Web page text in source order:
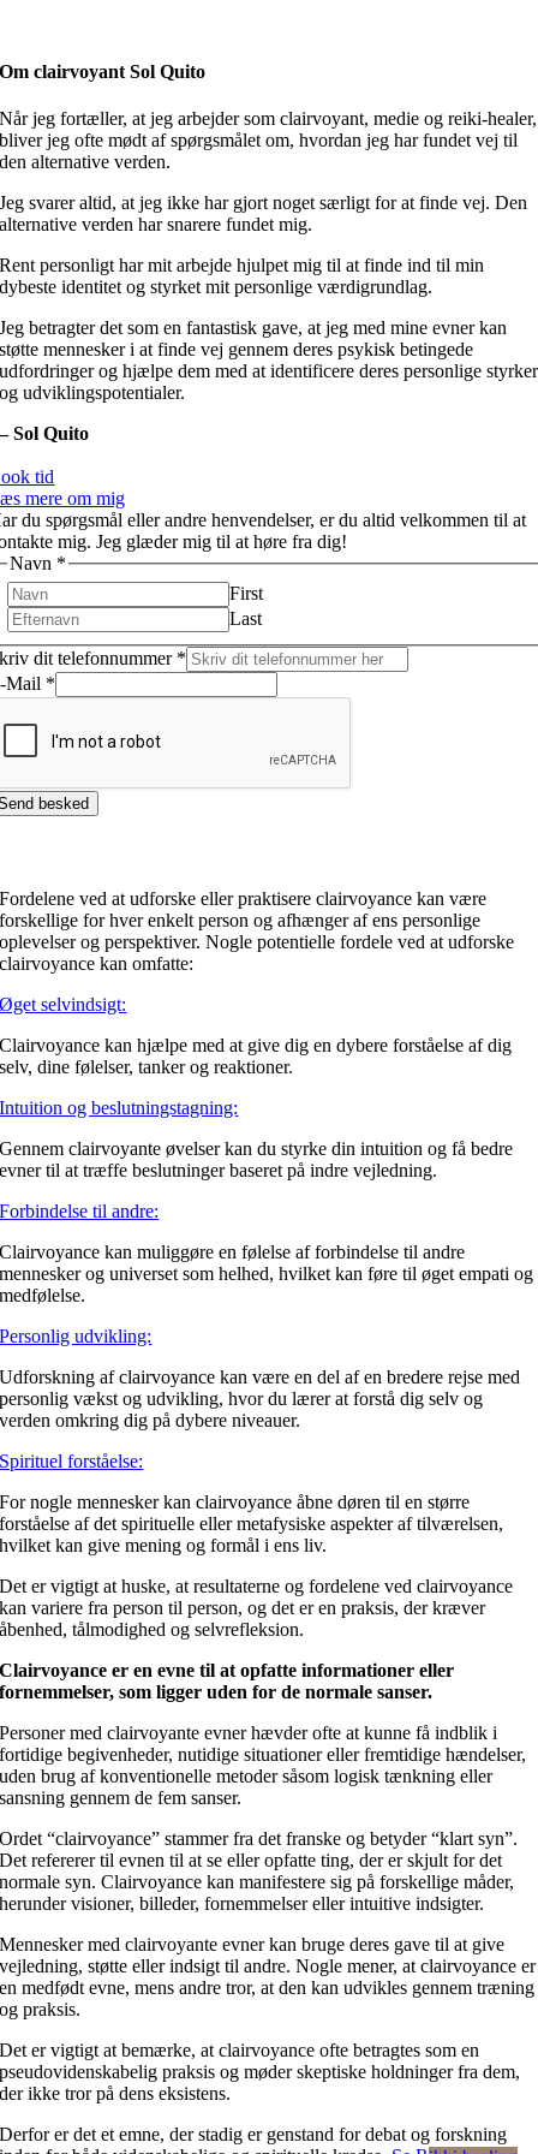
Om clairvoyant Sol Quito
Når jeg fortæller, at jeg arbejder som clairvoyant, medie og reiki-healer,
bliver jeg ofte mødt af spørgsmålet om, hvordan jeg har fundet vej til
den alternative verden.
Jeg svarer altid, at jeg ikke har gjort noget særligt for at finde vej. Den
alternative verden har snarere fundet mig.
Rent personligt har mit arbejde hjulpet mig til at finde ind til min
dybeste identitet og styrket mit personlige værdigrundlag.
Jeg betragter det som en fantastisk gave, at jeg med mine evner kan
støtte mennesker i at finde vej gennem deres psykisk betingede
udfordringer og hjælpe dem med at identificere deres personlige styrker
og udviklingspotentialer.
– Sol Quito
tid
mere om mig
du spørgsmål eller andre henvendelser, er du altid velkommen til at
mig. Jeg glæder mig til at høre fra dig!
Navn *
First
Last
dit telefonnummer *
Mail *
besked
Fordelene ved at udforske eller praktisere clairvoyance kan være
forskellige for hver enkelt person og afhænger af ens personlige
oplevelser og perspektiver. Nogle potentielle fordele ved at udforske
clairvoyance kan omfatte:
Øget selvindsigt:
Clairvoyance kan hjælpe med at give dig en dybere forståelse af dig
selv, dine følelser, tanker og reaktioner.
Intuition og beslutningstagning:
Gennem clairvoyante øvelser kan du styrke din intuition og få bedre
evner til at træffe beslutninger baseret på indre vejledning.
Forbindelse til andre:
Clairvoyance kan muliggøre en følelse af forbindelse til andre
mennesker og universet som helhed, hvilket kan føre til øget empati og
medfølelse.
Personlig udvikling:
Udforskning af clairvoyance kan være en del af en bredere rejse med
personlig vækst og udvikling, hvor du lærer at forstå dig selv og
verden omkring dig på dybere niveauer.
Spirituel forståelse:
For nogle mennesker kan clairvoyance åbne døren til en større
forståelse af det spirituelle eller metafysiske aspekter af tilværelsen,
hvilket kan give mening og formål i ens liv.
Det er vigtigt at huske, at resultaterne og fordelene ved clairvoyance
kan variere fra person til person, og det er en praksis, der kræver
åbenhed, tålmodighed og selvrefleksion.
Clairvoyance er en evne til at opfatte informationer eller
fornemmelser, som ligger uden for de normale sanser.
Personer med clairvoyante evner hævder ofte at kunne få indblik i
fortidige begivenheder, nutidige situationer eller fremtidige hændelser,
uden brug af konventionelle metoder såsom logisk tænkning eller
sansning gennem de fem sanser.
Ordet “clairvoyance” stammer fra det franske og betyder “klart syn”.
Det refererer til evnen til at se eller opfatte ting, der er skjult for det
normale syn. Clairvoyance kan manifestere sig på forskellige måder,
herunder visioner, billeder, fornemmelser eller intuitive indsigter.
Mennesker med clairvoyante evner kan bruge deres gave til at give
vejledning, støtte eller indsigt til andre. Nogle mener, at clairvoyance er
en medfødt evne, mens andre tror, at den kan udvikles gennem træning
og praksis.
Det er vigtigt at bemærke, at clairvoyance ofte betragtes som en
pseudovidenskabelig praksis og møder skeptiske holdninger fra dem,
der ikke tror på dens eksistens.
Derfor er det et emne, der stadig er genstand for debat og forskning